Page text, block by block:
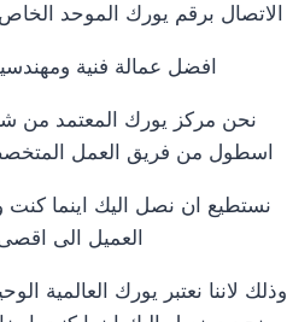
الاتصال برقم يورك الموحد
افضل عمالة فنية
نحن مركز يورك المعتمد من
اسطول من فريق العمل
نستطيع ان نصل اليك اينما
العميل الى
وذلك لاننا نعتبر يورك العالمية